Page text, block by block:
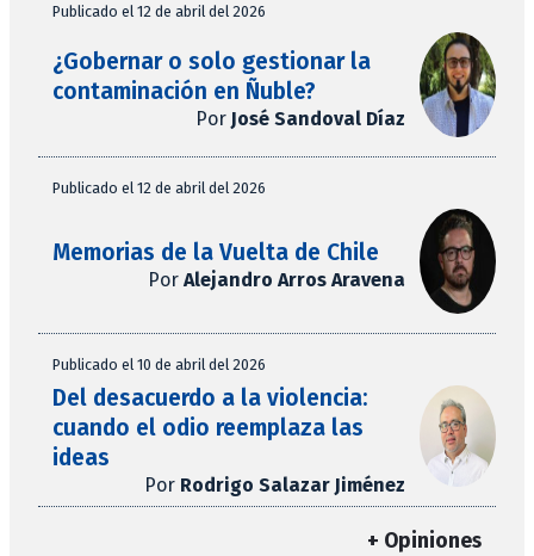
Publicado el 12 de abril del 2026
¿Gobernar o solo gestionar la
contaminación en Ñuble?
Por José Sandoval Díaz
Publicado el 12 de abril del 2026
Memorias de la Vuelta de Chile
Por Alejandro Arros Aravena
Publicado el 10 de abril del 2026
Del desacuerdo a la violencia:
cuando el odio reemplaza las
ideas
Por Rodrigo Salazar Jiménez
+ Opiniones